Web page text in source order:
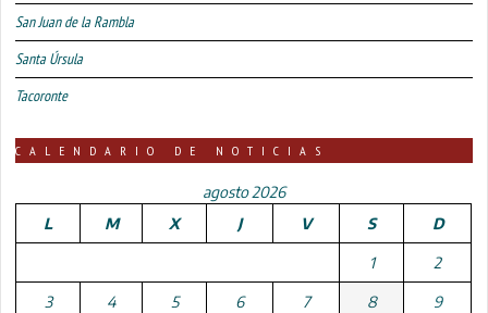
San Juan de la Rambla
Santa Úrsula
Tacoronte
CALENDARIO DE NOTICIAS
agosto 2026
L
M X J V S D
1 2
3 4 5 6 7 8 9